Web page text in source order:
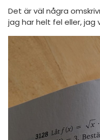
Det är väl några
jag har helt fel eller, jag
högskolan
diskussioner
ämnen
diskussioner